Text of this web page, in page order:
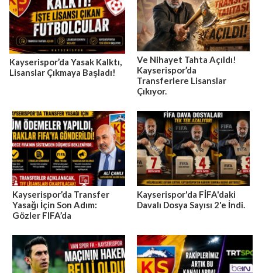
Kayserispor’da Yasak Kalktı,
Lisanslar Çıkmaya Başladı!
Ve Nihayet Tahta Açıldı!
Kayserispor’da
Transferlere Lisanslar
Çıkıyor.
Kayserispor’da Transfer
Yasağı İçin Son Adım:
Gözler FIFA’da
Kayserispor'da FİFA'daki
Davalı Dosya Sayısı 2'e İndi.